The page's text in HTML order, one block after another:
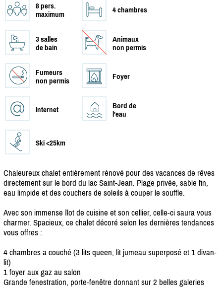
8 pers.
maximum
4 chambres
3 salles
de bain
Animaux
non permis
Fumeurs
non permis
Foyer
Internet
Bord de
l'eau
Ski <25km
Chaleureux chalet entièrement rénové pour des vacances de rêves
directement sur le bord du lac Saint-Jean. Plage privée, sable fin,
eau limpide et des couchers de soleils à couper le souffle.
Avec son immense îlot de cuisine et son cellier, celle-ci saura vous
charmer. Spacieux, ce chalet décoré selon les dernières tendances
vous offres :
4 chambres a couché (3 lits queen, lit jumeau superposé et 1 divan-
lit)
1 foyer aux gaz au salon
Grande fenestration, porte-fenêtre donnant sur 2 belles galeries